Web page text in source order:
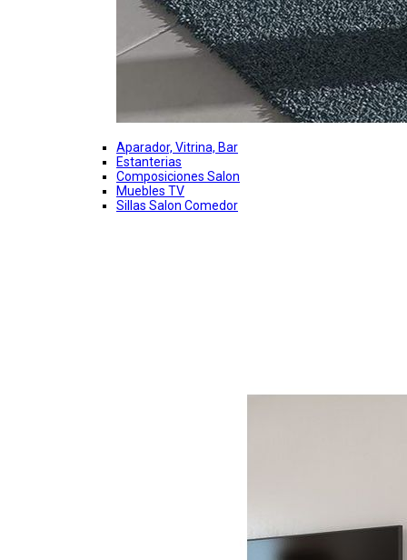
Aparador, Vitrina, Bar
Estanterias
Composiciones Salon
Muebles TV
Sillas Salon Comedor